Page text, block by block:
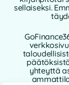
sellaiseksi.
yhteyttä